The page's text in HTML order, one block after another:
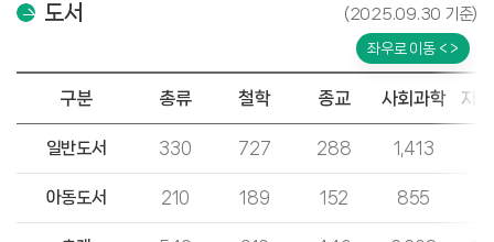
도서 (2025.09.30 기준)
좌우로 이동 < >
구분 총류 철학 종교 사회과학 자
일반도서 330 727 288 1,413
아동도서 210 189 152 855